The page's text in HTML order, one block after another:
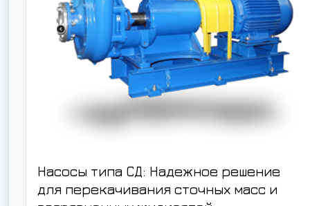
Насосы типа СД: Надежное решение
для перекачивания сточных масс и